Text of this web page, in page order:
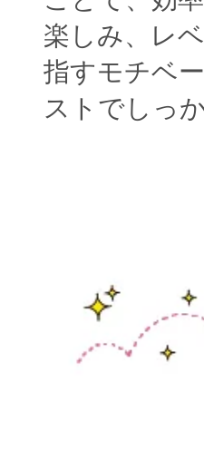
楽しみ、レ
指すモチベ
ストでしっ